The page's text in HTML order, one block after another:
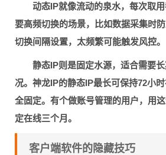
动态IP就像流动的泉水，每次取
要高频切换的场景，比如数据采集时
切换间隔设置，太频繁可能触发风控。
静态IP则是固定水源，适合需要
况。神龙IP的静态IP最长可保持72小
全固定。有个做账号管理的用户，用
定在线三个月。
客户端软件的隐藏技巧